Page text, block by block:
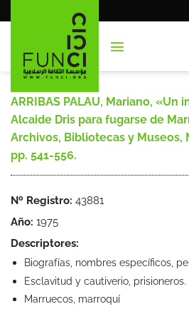
al
ARRIBAS PALAU, Mariano,
Alcaide Dris para fugarse de
Archivos, Bibliotecas y Museos,
pp. 541-556.
Nº Registro: 43881
Año: 1975
Descriptores:
Biografías, nombres específicos,
Esclavitud y cautiverio, prisioneros.
Marruecos, marroquí